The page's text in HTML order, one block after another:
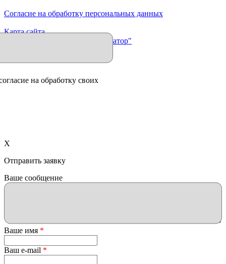
Согласие на обработку персональных данных
Карта сайта
Продвижение сайта "Иллюминатор"
на обработку своих
X
Отправить заявку
Ваше сообщение
Ваше имя *
Ваш e-mail *